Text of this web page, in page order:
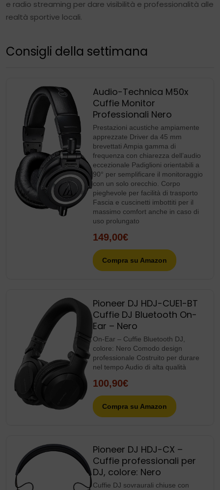
e radio streaming per dare visibilità e professionalità alle
realtà sportive locali.
Consigli della settimana
Audio-Technica M50x
Cuffie Monitor
Professionali Nero
Prestazioni acustiche ampiamente
apprezzate Driver da 45 mm
brevettati Ampia gamma di
frequenza con chiarezza dell’audio
eccezionale Padiglioni orientabili a
90° per semplificare il monitoraggio
con un solo orecchio. Corpo
pieghevole per facilità di trasporto
Fascia e cuscinetti imbottiti per il
massimo comfort anche in caso di
uso prolungato
149,00€
Compra su Amazon
Pioneer DJ HDJ-CUE1-BT
Cuffie DJ Bluetooth On-
Ear – Nero
On-Ear – Cuffie Bluetooth DJ,
colore: Nero Comodo design
professionale Costruito per durare
nel tempo Audio di alta qualità
100,90€
Compra su Amazon
Pioneer DJ HDJ-CX –
Cuffie professionali per
DJ, colore: Nero
Cuffie DJ sovraurali chiuse con